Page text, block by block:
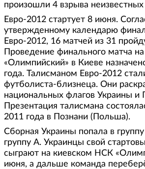
произошли 4 взрыва неизвестных
Евро-2012 стартует 8 июня.
утвержденному календарю
Евро-2012, 16 матчей из 31
Проведение финального матча
«Олимпийский» в Киеве
года. Талисманом Евро-2012
футболиста-близнеца. Они
национальных флагов Украины и
Презентация талисмана
2011 года в Познани (Польша).
Сборная Украины попала в
группу A. Украинцы свой
сыграют на киевском НСК
июня, а дальше команда